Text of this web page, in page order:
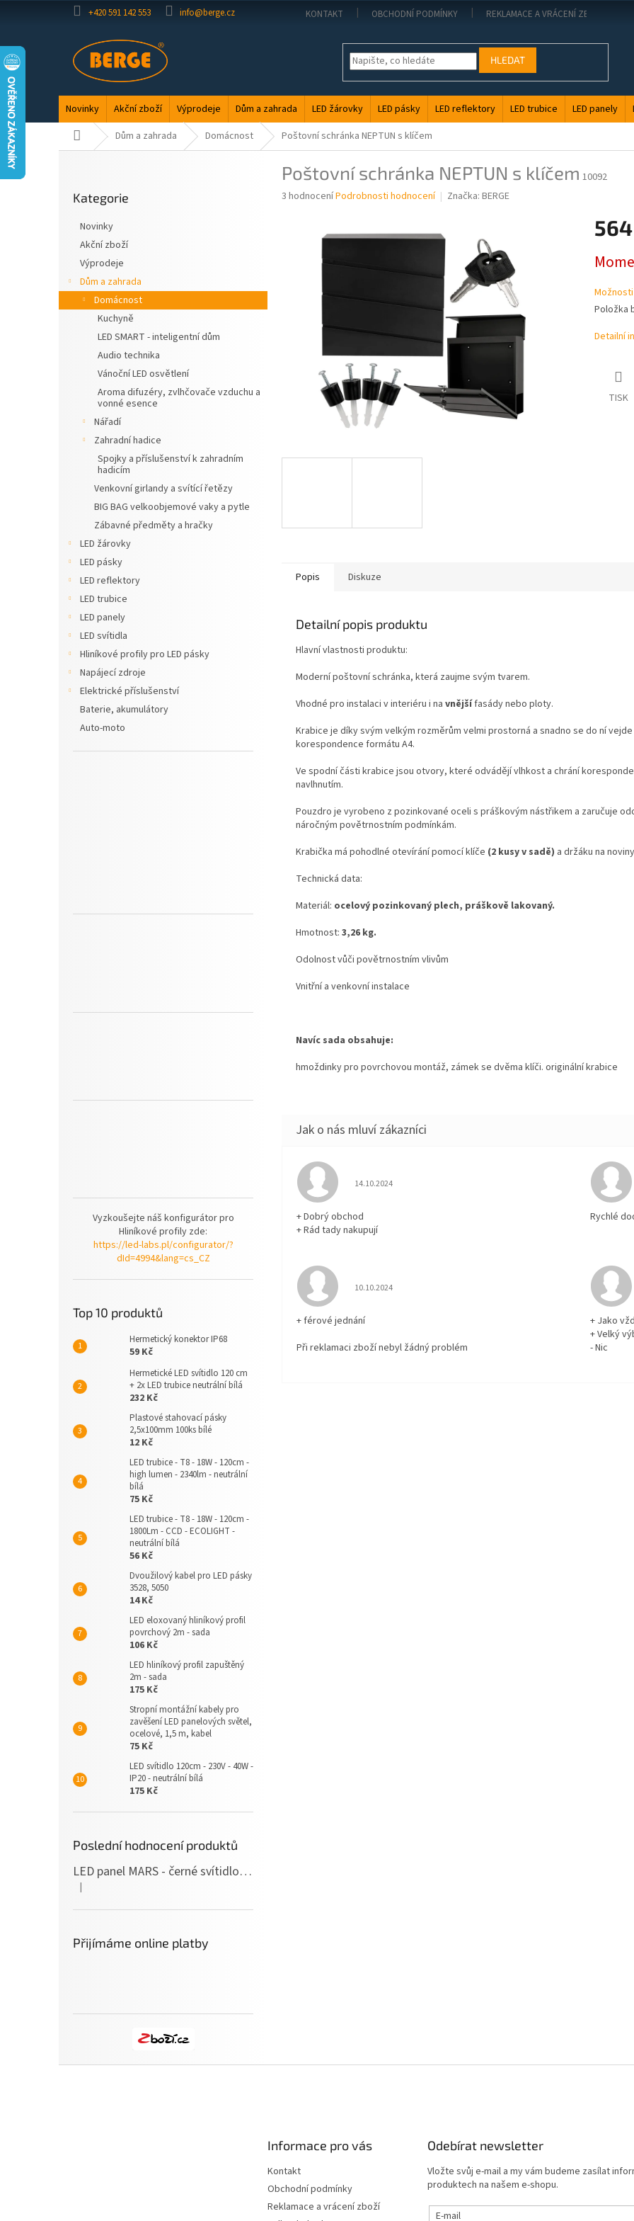
+420 591 142 553 info@berge.cz KONTAKT OBCHODNÍ PODMÍNKY REKLAMACE A VRÁCENÍ ZBOŽÍ
HLEDAT
Novinky Akční zboží Výprodeje Dům a zahrada LED žárovky LED pásky LED reflektory LED trubice LED panely
Domů Dům a zahrada Domácnost Poštovní schránka NEPTUN s klíčem
a
kategorie
Kategorie
Novinky
Akční zboží
Výprodeje
Dům a zahrada
Domácnost
Kuchyně
LED SMART - inteligentní dům
Audio technika
Vánoční LED osvětlení
Aroma difuzéry, zvlhčovače vzduchu a
vonné esence
Nářadí
Zahradní hadice
Spojky a příslušenství k zahradním
hadicím
Venkovní girlandy a svítící řetězy
BIG BAG velkoobjemové vaky a pytle
Zábavné předměty a hračky
LED žárovky
LED pásky
LED reflektory
LED trubice
LED panely
LED svítidla
Hliníkové profily pro LED pásky
Napájecí zdroje
Elektrické příslušenství
Baterie, akumulátory
Auto-moto
Vyzkoušejte náš konfigurátor pro
Hliníkové profily zde:
https://led-labs.pl/configurator/?
dId=4994&lang=cs_CZ
Top 10 produktů
Hermetický konektor IP68
59 Kč
Hermetické LED svítidlo 120 cm
+ 2x LED trubice neutrální bílá
232 Kč
Plastové stahovací pásky
2,5x100mm 100ks bílé
12 Kč
LED trubice - T8 - 18W - 120cm -
high lumen - 2340lm - neutrální
bílá
75 Kč
LED trubice - T8 - 18W - 120cm -
1800Lm - CCD - ECOLIGHT -
neutrální bílá
56 Kč
Dvoužilový kabel pro LED pásky
3528, 5050
14 Kč
LED eloxovaný hliníkový profil
povrchový 2m - sada
106 Kč
LED hliníkový profil zapuštěný
2m - sada
175 Kč
Stropní montážní kabely pro
zavěšení LED panelových světel,
ocelové, 1,5 m, kabel
75 Kč
LED svítidlo 120cm - 230V - 40W -
IP20 - neutrální bílá
175 Kč
Poslední hodnocení produktů
LED panel MARS - černé svítidlo SLIM - 120cm - 36W - 230V - 3600Lm - neutrální bílá
Hodnocení produktu je 5 z 5 hvězdiček.
|
Přijímáme online platby
Poštovní schránka NEPTUN s klíčem 10092
Průměrné
hvězdiček.
3 hodnoceníPodrobnosti hodnocení Značka: BERGE
cena:
Položka
Detailní
TISK
Popis Diskuze
Detailní popis produktu
Hlavní vlastnosti produktu:
Moderní poštovní schránka, která zaujme svým tvarem.
Vhodné pro instalaci v interiéru i na vnějšífasády nebo ploty.
Krabice je díky svým velkým rozměrům velmi prostorná a snadno se do ní vejde
korespondence formátu A4.
Ve spodní části krabice jsou otvory, které odvádějí vlhkost a chrání
navlhnutím.
Pouzdro je vyrobeno z pozinkované oceli s práškovým nástřikem a zaručuje
náročným povětrnostním podmínkám.
Krabička má pohodlné otevírání pomocí klíče (2 kusy v sadě) a držáku na
Technická data:
Materiál: ocelový pozinkovaný plech, práškově lakovaný.
Hmotnost: 3,26 kg.
Odolnost vůči povětrnostním vlivům
Vnitřní a venkovní instalace
Navíc sada obsahuje:
hmoždinky pro povrchovou montáž, zámek se dvěma klíči. originální krabice
Hodnocení obchodu je 5 z 5 hvězdiček.
14.10.2024
+ Dobrý obchod
+ Rád tady nakupují
Rychlé
Hodnocení obchodu je 5 z 5 hvězdiček.
10.10.2024
+ férové jednání
Při reklamaci zboží nebyl žádný problém
+ Jako
+ Velký
- Nic
Informace pro vás
Kontakt
Obchodní podmínky
Reklamace a vrácení zboží
Odebírat newsletter
Vložte svůj e-mail a my vám budeme zasílat
produktech na našem e-shopu.
E-mail